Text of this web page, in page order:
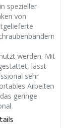
spezieller
von
werden. Mit
lässt
sehr
Arbeiten
geringe